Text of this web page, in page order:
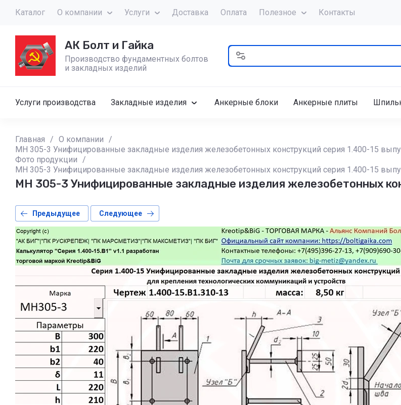
Каталог О компании Услуги Доставка Оплата Полезное Контакты
АК Болт и Гайка
Производство фундаментных болтов
и закладных изделий
Услуги производства Закладные изделия Анкерные блоки Анкерные плиты
Главная / О компании /
МН 305-3 Унифицированные закладные изделия железобетонных конструкций серия 1.400-15
Фото продукции /
МН 305-3 Унифицированные закладные изделия железобетонных конструкций серия 1.400-15
МН 305-3 Унифицированные закладные изделия железобетонных
Предыдущее Следующее